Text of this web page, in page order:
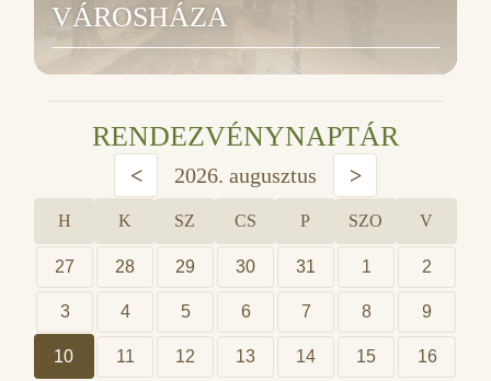
VÁROSHÁZA
RENDEZVÉNYNAPTÁR
< 2026. augusztus >
H K SZ CS P SZO V
27 28 29 30 31 1 2
3 4 5 6 7 8 9
10 11 12 13 14 15 16